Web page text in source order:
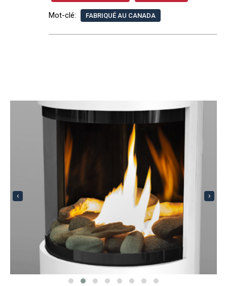
Mot-clé: FABRIQUÉ AU CANADA
‹ ›